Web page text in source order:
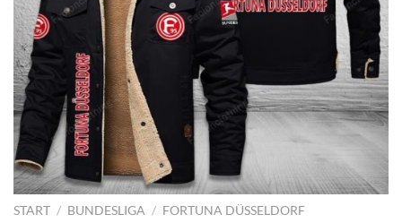
START / BUNDESLIGA / FORTUNA DÜSSELDORF